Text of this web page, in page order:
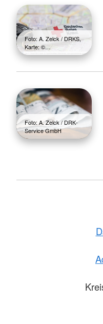
Foto: A. Zelck / DRKS,
Karte: ©…
Foto: A. Zelck / DRK-
Service GmbH